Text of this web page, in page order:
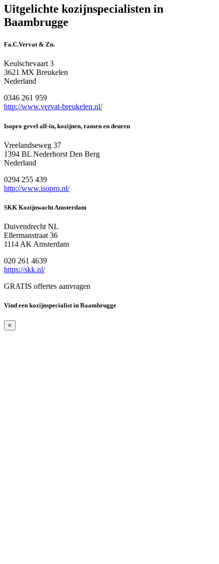
Uitgelichte kozijnspecialisten in
Baambrugge
Fa.C.Vervat & Zn.
Keulschevaart 3
3621 MX Breukelen
Nederland
0346 261 959
http://www.vervat-breukelen.nl/
Isopro gevel all-in, kozijnen, ramen en deuren
Vreelandseweg 37
1394 BL Nederhorst Den Berg
Nederland
0294 255 439
http://www.isopro.nl/
SKK Kozijnwacht Amsterdam
Duivendrecht NL
Ellermanstraat 36
1114 AK Amsterdam
020 261 4639
https://skk.nl/
GRATIS offertes aanvragen
Vind een kozijnspecialist in Baambrugge
×